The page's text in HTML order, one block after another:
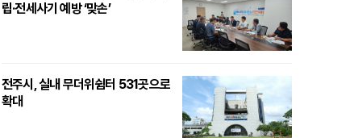
립·전세사기 예방 ‘맞손’
전주시, 실내 무더위쉼터 531곳으로
확대